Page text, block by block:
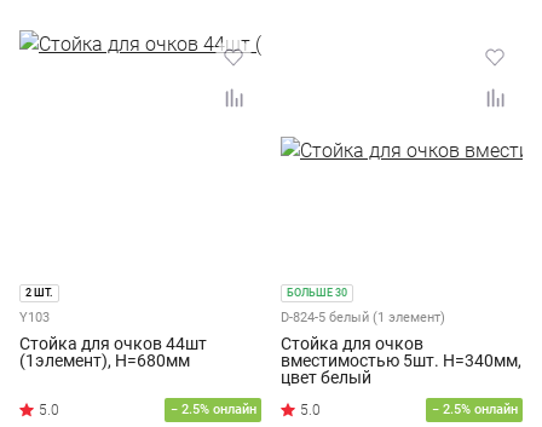
2 ШТ.
Y103
Стойка для очков 44шт
(1элемент), H=680мм
− 2.5% онлайн
БОЛЬШЕ 30
D-824-5 белый (1 элемент)
Стойка для очков
вместимостью 5шт. H=340мм,
цвет белый
− 2.5% онлайн